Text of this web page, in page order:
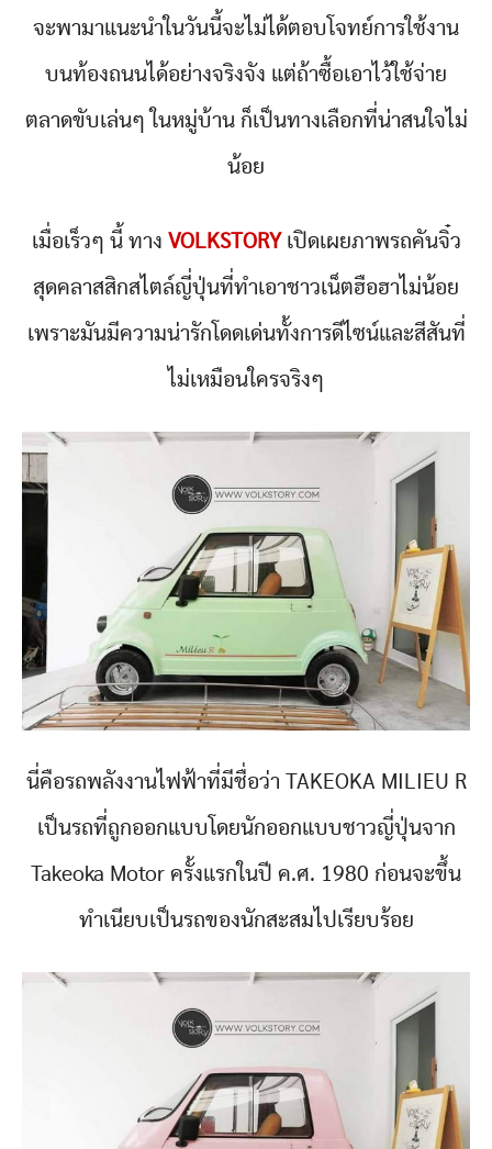
จะพามาแนะนำในวันนี้จะไม่ได้ตอบโจทย์การใช้งาน
บนท้องถนนได้อย่างจริงจัง แต่ถ้าซื้อเอาไว้ใช้จ่าย
ตลาดขับเล่นๆ ในหมู่บ้าน ก็เป็นทางเลือกที่น่าสนใจไม่
น้อย
เมื่อเร็วๆ นี้ ทาง VOLKSTORYเปิดเผยภาพรถคันจิ๋ว
สุดคลาสสิกสไตล์ญี่ปุ่นที่ทำเอาชาวเน็ตฮือฮาไม่น้อย
เพราะมันมีความน่ารักโดดเด่นทั้งการดีไซน์และสีสันที่
ไม่เหมือนใครจริงๆ
นี่คือรถพลังงานไฟฟ้าที่มีชื่อว่า TAKEOKA MILIEU R
เป็นรถที่ถูกออกแบบโดยนักออกแบบชาวญี่ปุ่นจาก
Takeoka Motor ครั้งแรกในปี ค.ศ. 1980 ก่อนจะขึ้น
ทำเนียบเป็นรถของนักสะสมไปเรียบร้อย